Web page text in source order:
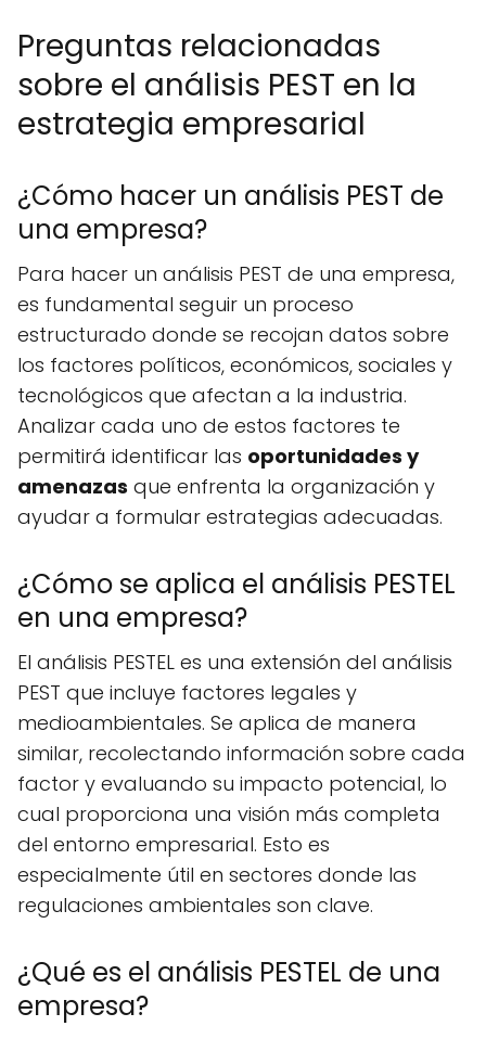
Preguntas relacionadas
sobre el análisis PEST en la
estrategia empresarial
¿Cómo hacer un análisis PEST de
una empresa?
Para hacer un análisis PEST de una empresa,
es fundamental seguir un proceso
estructurado donde se recojan datos sobre
los factores políticos, económicos, sociales y
tecnológicos que afectan a la industria.
Analizar cada uno de estos factores te
permitirá identificar las oportunidades y
amenazas que enfrenta la organización y
ayudar a formular estrategias adecuadas.
¿Cómo se aplica el análisis PESTEL
en una empresa?
El análisis PESTEL es una extensión del análisis
PEST que incluye factores legales y
medioambientales. Se aplica de manera
similar, recolectando información sobre cada
factor y evaluando su impacto potencial, lo
cual proporciona una visión más completa
del entorno empresarial. Esto es
especialmente útil en sectores donde las
regulaciones ambientales son clave.
¿Qué es el análisis PESTEL de una
empresa?